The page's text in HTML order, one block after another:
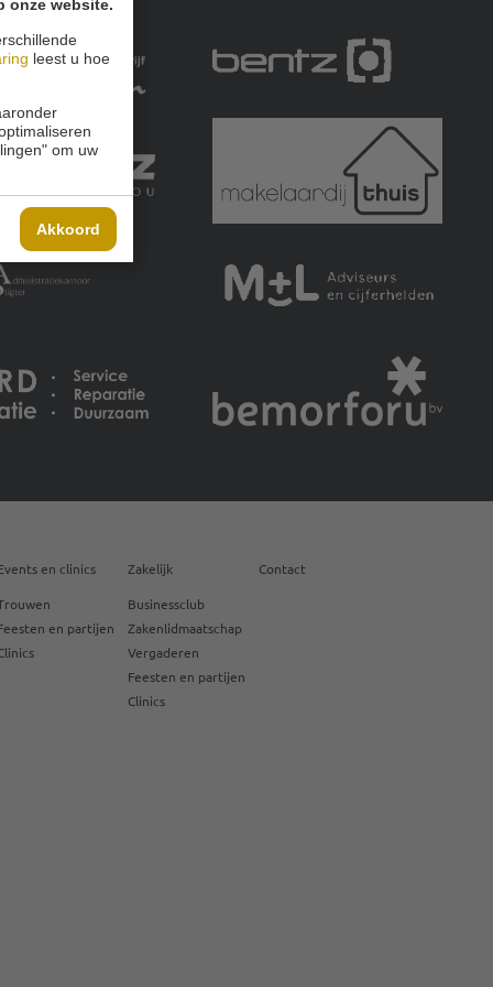
onze website.
leest u hoe
om uw
Akkoord
en clinics
en partijen
Zakelijk
Businessclub
Zakenlidmaatschap
Vergaderen
Feesten en partijen
Clinics
Contact